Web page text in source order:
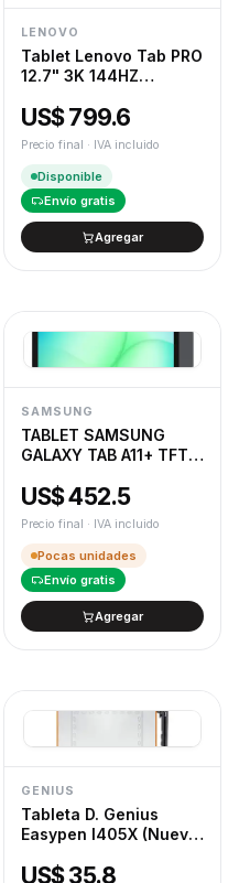
LENOVO
Tablet Lenovo Tab PRO
12.7" 3K 144HZ
Keyboard Pack +
buds Android 14 (5320)
US$ 799.6
Precio final · IVA incluido
Disponible
Envío gratis
Agregar
SAMSUNG
TABLET SAMSUNG
GALAXY TAB A11+ TFT
SILVER
US$ 452.5
Precio final · IVA incluido
Pocas unidades
Envío gratis
Agregar
GENIUS
Tableta D. Genius
Easypen I405X (Nuevo
US$ 35.8